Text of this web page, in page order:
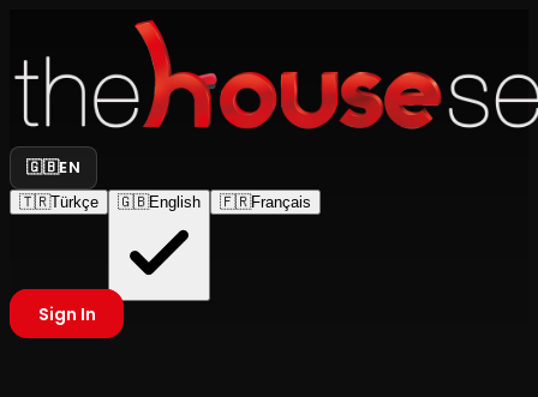
🇬🇧EN
🇹🇷Türkçe 🇬🇧English 🇫🇷Français
Sign In